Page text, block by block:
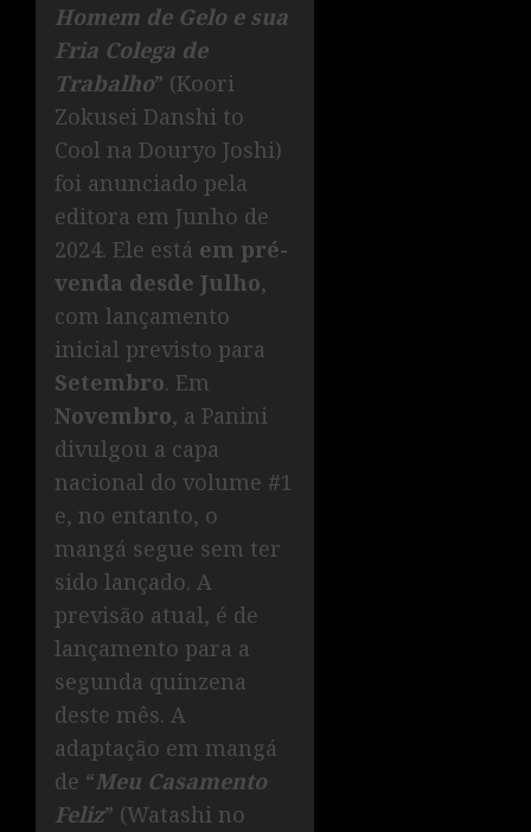
Homem de Gelo e sua
Fria Colega de
Trabalho” (Koori
Zokusei Danshi to
Cool na Douryo Joshi)
foi anunciado pela
editora em Junho de
2024. Ele está em pré-
venda desde Julho,
com lançamento
inicial previsto para
Setembro. Em
Novembro, a Panini
divulgou a capa
nacional do volume #1
e, no entanto, o
mangá segue sem ter
sido lançado. A
previsão atual, é de
lançamento para a
segunda quinzena
deste mês. A
adaptação em mangá
de “Meu Casamento
Feliz” (Watashi no